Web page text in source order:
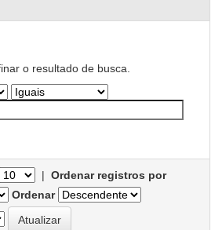
o resultado de busca.
| Ordenar registros por
Ordenar